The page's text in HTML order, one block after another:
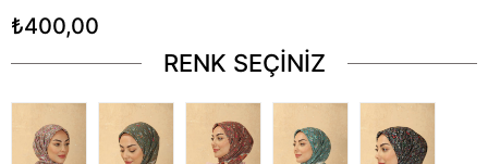
₺400,00
RENK SEÇİNİZ